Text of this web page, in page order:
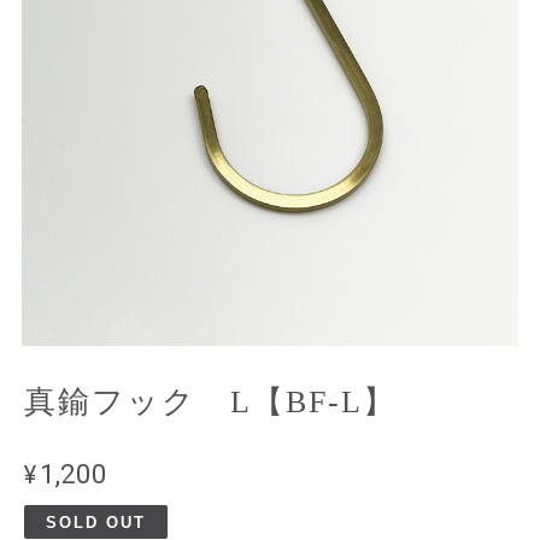
真鍮フック L【BF-L】
¥1,200
SOLD OUT